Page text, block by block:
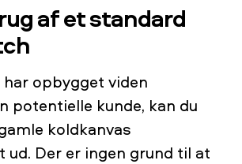
af et standard
har opbygget viden
potentielle kunde, kan du
koldkanvas
ud. Der er ingen grund til at